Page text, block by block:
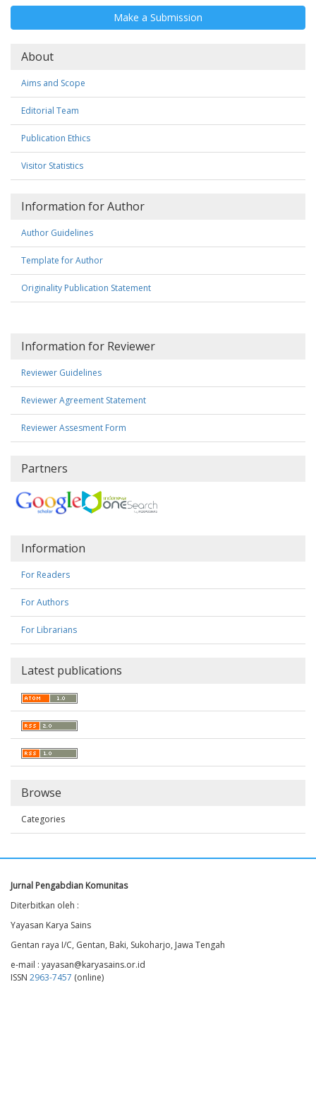
Make
a
Make a Submission
About
Aims and Scope
Editorial Team
Publication Ethics
Visitor Statistics
Information for Author
Author Guidelines
Template for Author
Originality Publication Statement
Information for Reviewer
Reviewer Guidelines
Reviewer Agreement Statement
Reviewer Assesment Form
Partners
Information
For Readers
For Authors
For Librarians
Latest publications
Browse
Categories
Jurnal Pengabdian Komunitas
Diterbitkan oleh :
Yayasan Karya Sains
Gentan raya I/C, Gentan, Baki, Sukoharjo, Jawa Tengah
e-mail : yayasan@karyasains.or.id
ISSN 2963-7457 (online)